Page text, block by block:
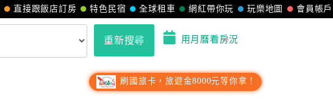
會員帳戶
玩樂地圖
網紅帶你玩
全球租車
特色民宿
直接跟飯店訂房
重新搜尋 用月曆看房況
刷國旅卡，旅遊金8000元等你拿！